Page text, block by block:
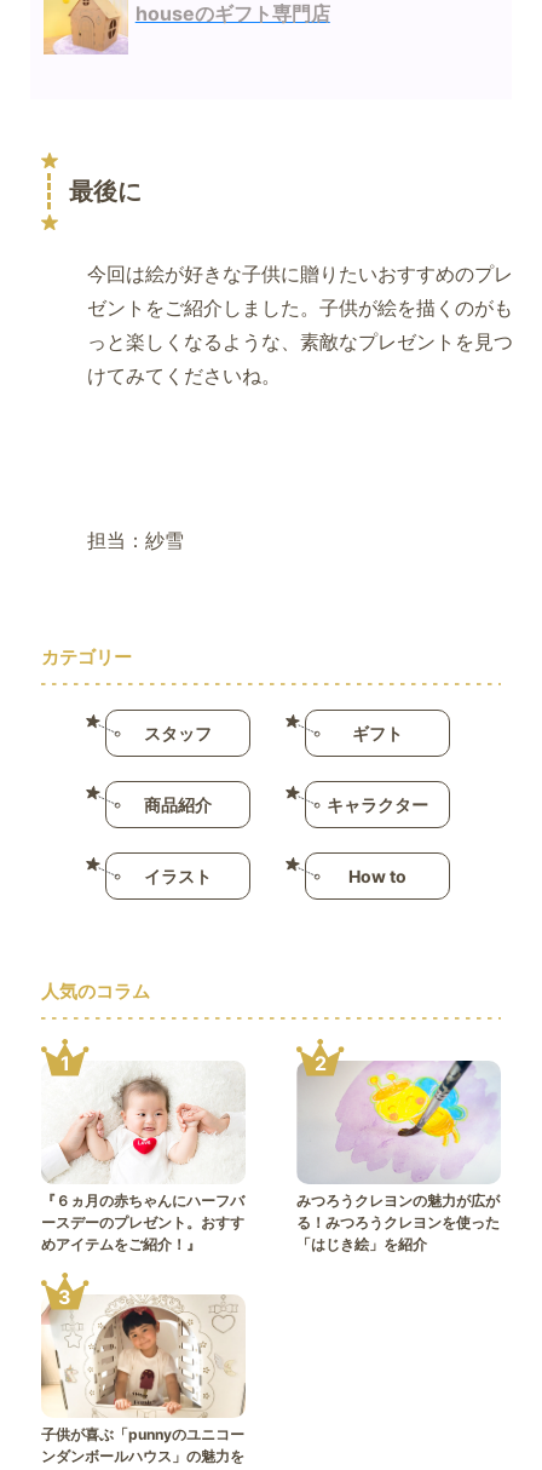
houseのギフト専門店
最後に
今回は絵が好きな子供に贈りたいおすすめのプレ
ゼントをご紹介しました。子供が絵を描くのがも
っと楽しくなるような、素敵なプレゼントを見つ
けてみてくださいね。
担当：紗雪
カテゴリー
スタッフ ギフト
商品紹介 キャラクター
イラスト How to
人気のコラム
1
『６ヵ月の赤ちゃんにハーフバ
ースデーのプレゼント。おすす
めアイテムをご紹介！』
2
みつろうクレヨンの魅力が広が
る！みつろうクレヨンを使った
「はじき絵」を紹介
3
子供が喜ぶ「punnyのユニコー
ンダンボールハウス」の魅力を